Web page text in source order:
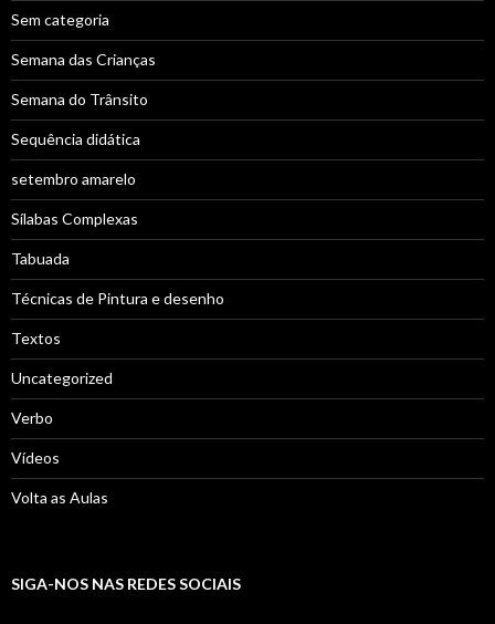
Sem categoria
Semana das Crianças
Semana do Trânsito
Sequência didática
setembro amarelo
Sílabas Complexas
Tabuada
Técnicas de Pintura e desenho
Textos
Uncategorized
Verbo
Vídeos
Volta as Aulas
SIGA-NOS NAS REDES SOCIAIS